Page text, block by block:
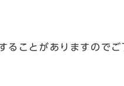
ことがありますのでご